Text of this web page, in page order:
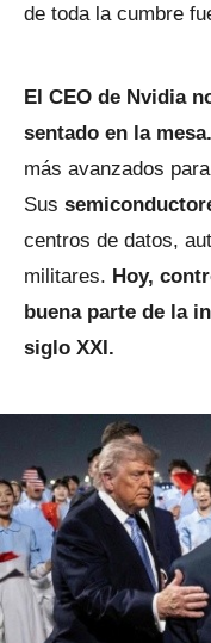
de toda la cumbre
El CEO de Nvidia
sentado en la mesa.
más avanzados
Sus
centros de datos,
militares. Hoy,
buena parte de la
siglo XXI.